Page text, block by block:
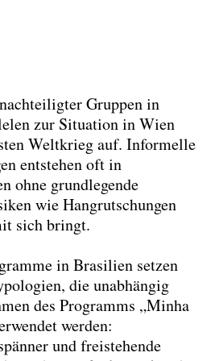
Gruppen in
zur Situation in Wien
Weltkrieg auf. Informelle
entstehen oft in
ohne grundlegende
wie Hangrutschungen
sich bringt.
in Brasilien setzen
die unabhängig
des Programms „Minha
werden:
und freistehende
Competition of
Sundhausen
Take Off to Milan &
Gruppendynamik
Multidisziplinäre Planung
Architecture, Construction,
Die Stadt und der Krieg
Porous City
2024/25
2024